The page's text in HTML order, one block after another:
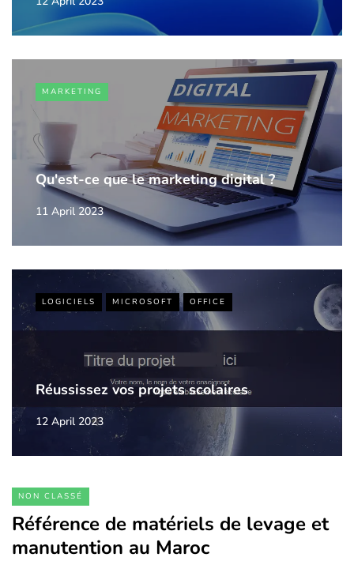
MARKETING
Qu'est-ce que le marketing digital ?
11 April 2023
LOGICIELS MICROSOFT OFFICE
Réussissez vos projets scolaires
12 April 2023
NON CLASSÉ
Référence de matériels de levage et
manutention au Maroc